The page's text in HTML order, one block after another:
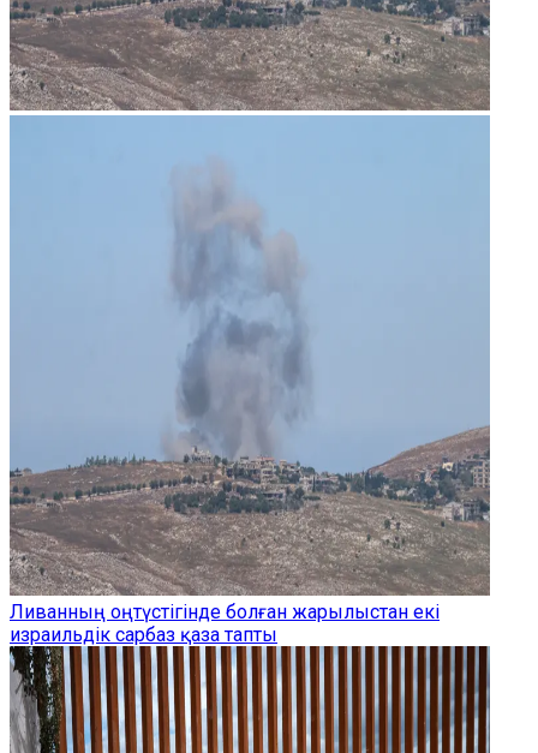
Ливанның оңтүстігінде болған жарылыстан екі
израильдік сарбаз қаза тапты